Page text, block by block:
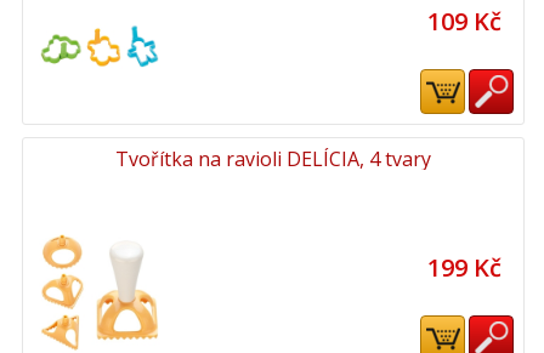
109 Kč
Tvořítka na ravioli DELÍCIA, 4 tvary
199 Kč